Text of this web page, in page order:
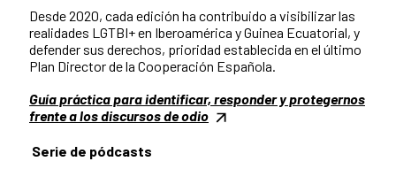
Desde 2020, cada edición ha contribuido a visibilizar las
realidades LGTBI+ en Iberoamérica y Guinea Ecuatorial, y
defender sus derechos, prioridad establecida en el último
Plan Director de la Cooperación Española.
Guía práctica para identificar, responder y protegernos
frente a los discursos de odio
Serie de pódcasts